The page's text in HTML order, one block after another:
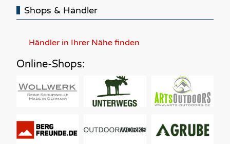
Shops & Händler
Händler in Ihrer Nähe finden
Online-Shops: